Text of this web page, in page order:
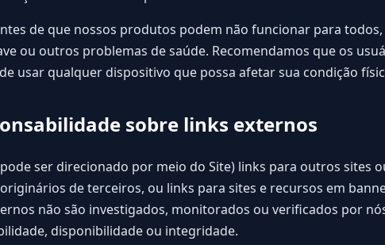
de que nossos produtos podem não funcionar para
ou outros problemas de saúde. Recomendamos que os
usar qualquer dispositivo que possa afetar sua condição
sobre links externos
ser direcionado por meio do Site) links para outros sites
de terceiros, ou links para sites e recursos em
não são investigados, monitorados ou verificados por
disponibilidade ou integridade.